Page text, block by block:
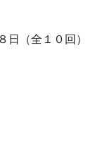
（全１０回）